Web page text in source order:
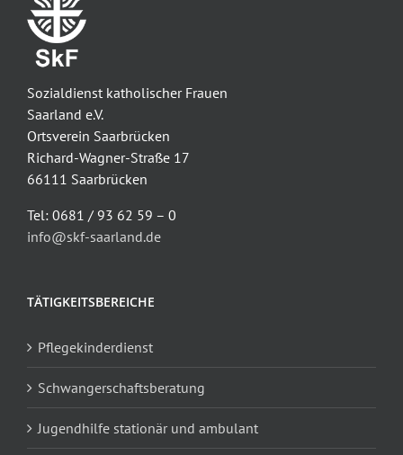
Sozialdienst katholischer Frauen
Saarland e.V.
Ortsverein Saarbrücken
Richard-Wagner-Straße 17
66111 Saarbrücken
Tel: 0681 / 93 62 59 – 0
info@skf-saarland.de
TÄTIGKEITSBEREICHE
Pflegekinderdienst
Schwangerschaftsberatung
Jugendhilfe stationär und ambulant